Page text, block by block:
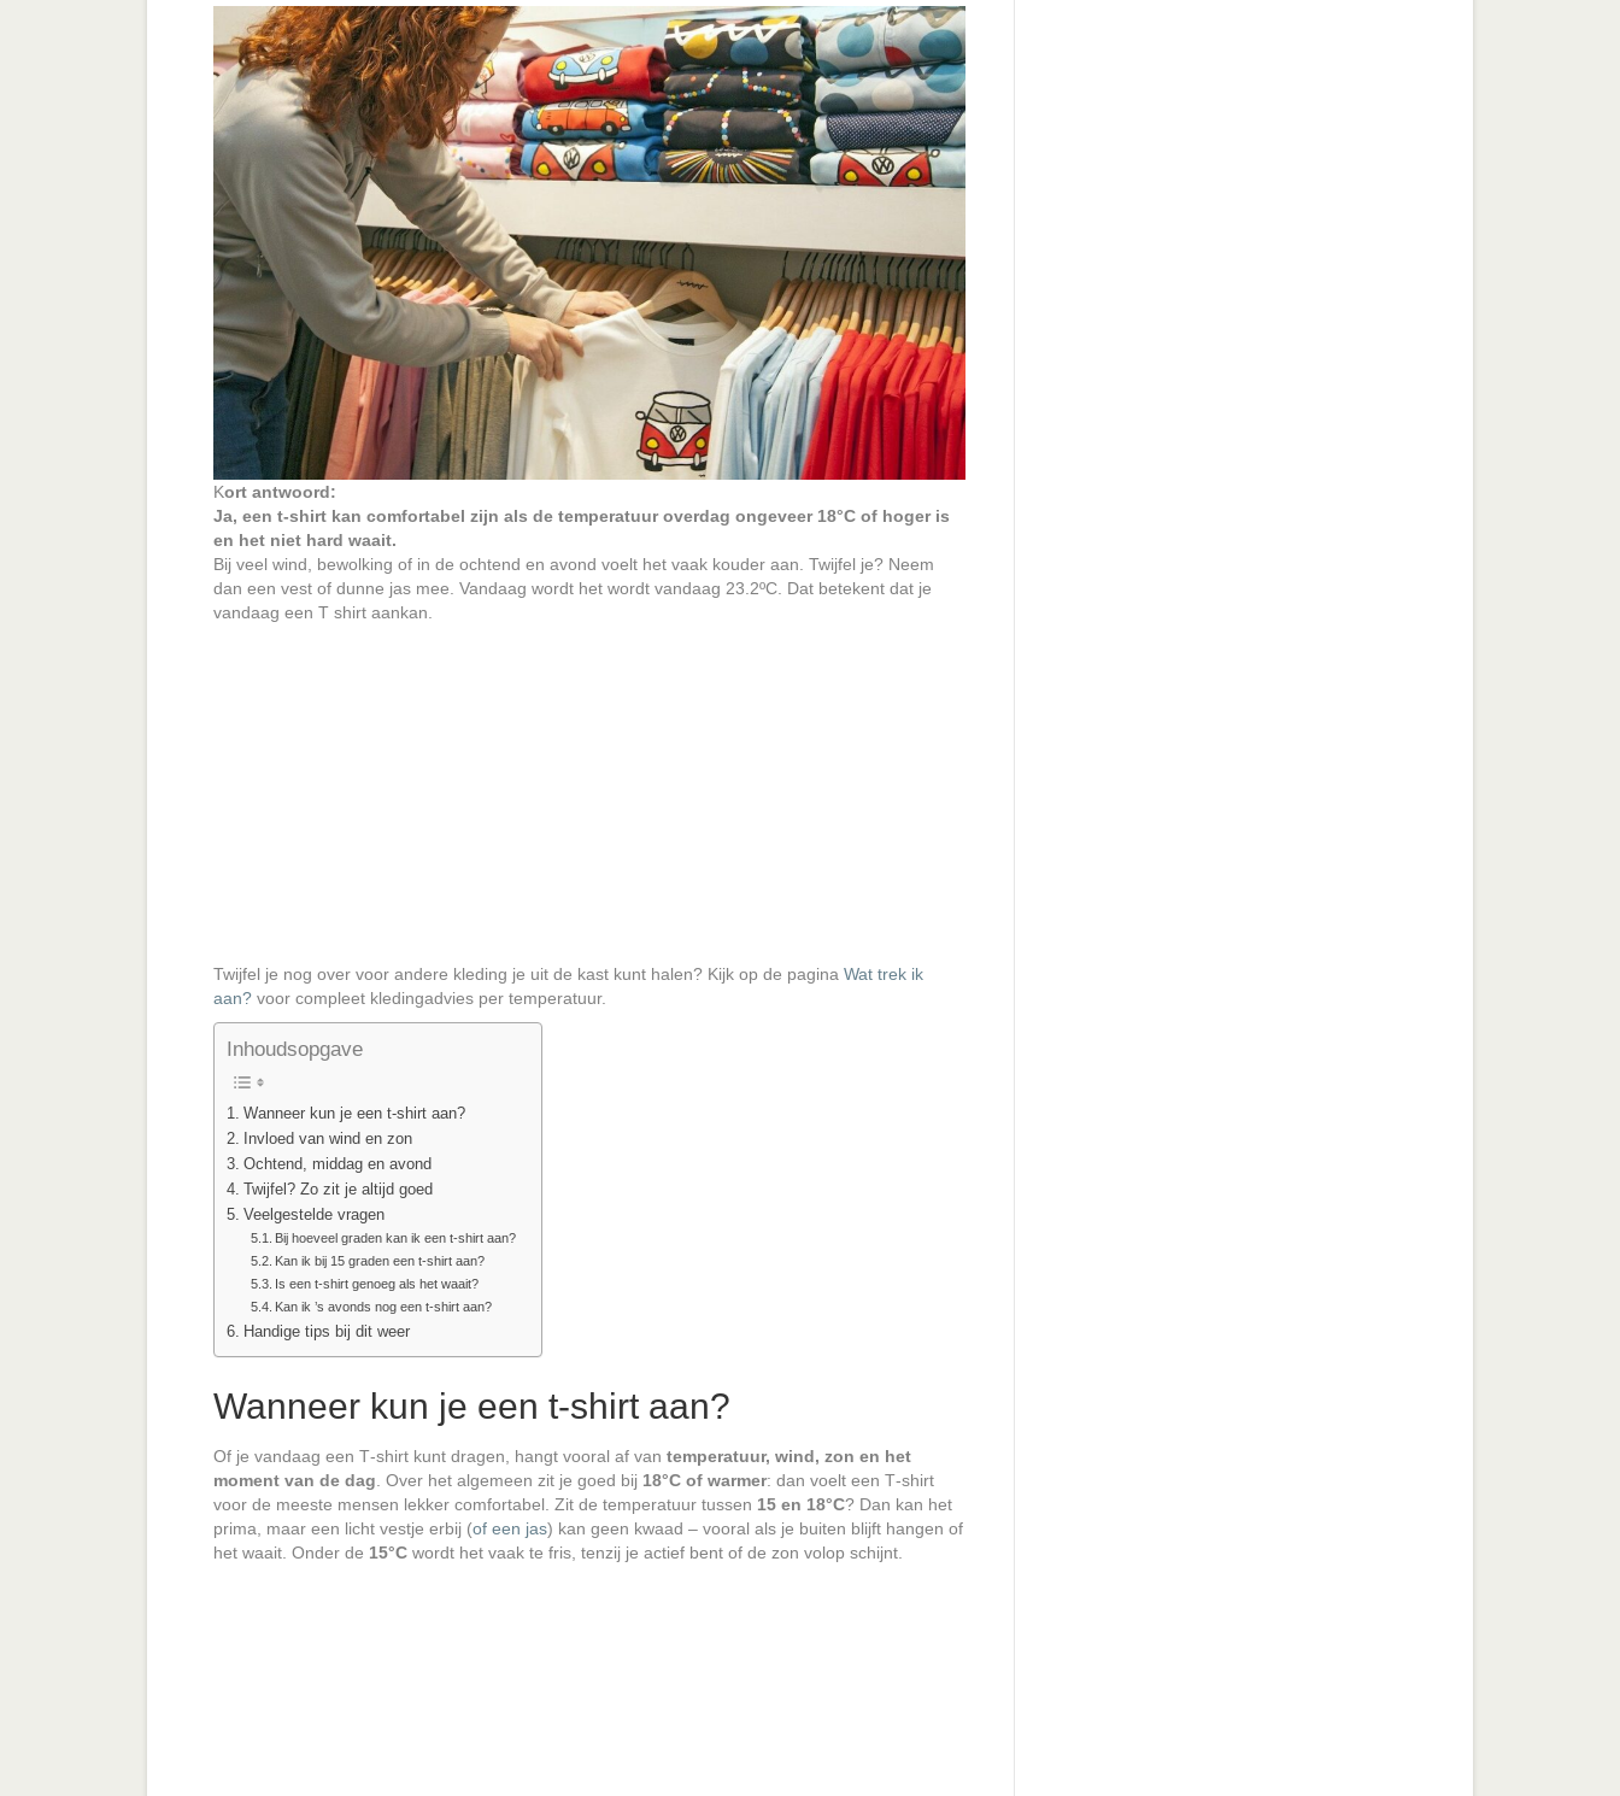
Kort antwoord:
Ja, een t-shirt kan comfortabel zijn als de temperatuur overdag ongeveer 18°C of hoger is
en het niet hard waait.
Bij veel wind, bewolking of in de ochtend en avond voelt het vaak kouder aan. Twijfel je? Neem
dan een vest of dunne jas mee. Vandaag wordt het wordt vandaag 23.2ºC. Dat betekent dat je
vandaag een T shirt aankan.
Twijfel je nog over voor andere kleding je uit de kast kunt halen? Kijk op de pagina Wat trek ik
aan? voor compleet kledingadvies per temperatuur.
Inhoudsopgave
Wanneer kun je een t-shirt aan?
Invloed van wind en zon
Ochtend, middag en avond
Twijfel? Zo zit je altijd goed
Veelgestelde vragen
Bij hoeveel graden kan ik een t-shirt aan?
Kan ik bij 15 graden een t-shirt aan?
Is een t-shirt genoeg als het waait?
Kan ik ’s avonds nog een t-shirt aan?
Handige tips bij dit weer
Wanneer kun je een t-shirt aan?
Of je vandaag een T‑shirt kunt dragen, hangt vooral af van temperatuur, wind, zon en het
moment van de dag . Over het algemeen zit je goed bij 18°C of warmer: dan voelt een T‑shirt
voor de meeste mensen lekker comfortabel. Zit de temperatuur tussen 15 en 18°C? Dan kan het
prima, maar een licht vestje erbij (of een jas) kan geen kwaad – vooral als je buiten blijft hangen of
het waait. Onder de 15°C wordt het vaak te fris, tenzij je actief bent of de zon volop schijnt.